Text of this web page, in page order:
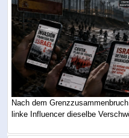
Nach dem
linke Influencer dieselbe